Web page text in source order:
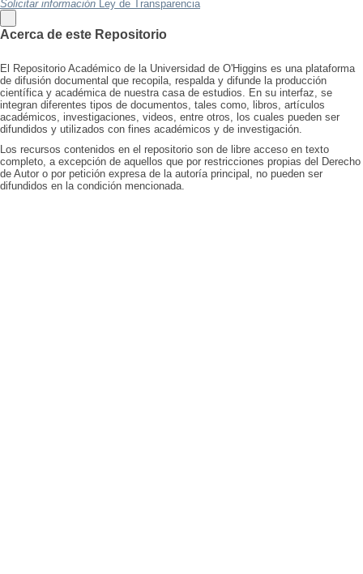
Solicitar información Ley de Transparencia
Acerca de este Repositorio
El Repositorio Académico de la Universidad de O'Higgins es una plataforma
de difusión documental que recopila, respalda y difunde la producción
científica y académica de nuestra casa de estudios. En su interfaz, se
integran diferentes tipos de documentos, tales como, libros, artículos
académicos, investigaciones, videos, entre otros, los cuales pueden ser
difundidos y utilizados con fines académicos y de investigación.
Los recursos contenidos en el repositorio son de libre acceso en texto
completo, a excepción de aquellos que por restricciones propias del Derecho
de Autor o por petición expresa de la autoría principal, no pueden ser
difundidos en la condición mencionada.